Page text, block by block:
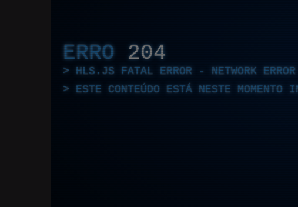
ERRO 204
HLS.JS FATAL ERROR - NETWORK ERROR
ESTE CONTEÚDO ESTÁ NESTE MOMENTO